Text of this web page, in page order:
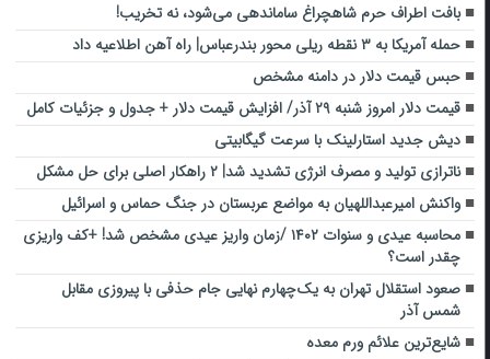
بافت اطراف حرم شاهچراغ ساماندهی می‌شود، نه تخریب!
حمله آمریکا به ۳ نقطه ریلی محور بندرعباس| راه آهن اطلاعیه داد
حبس قیمت دلار در دامنه مشخص
قیمت دلار امروز شنبه ۲۹ آذر/ افزایش قیمت دلار + جدول و جزئیات کامل
دیش جدید استارلینک با سرعت گیگابیتی
ناترازی تولید و مصرف انرژی تشدید شد| ۲ راهکار اصلی برای حل مشکل
واکنش امیرعبداللهیان به مواضع عربستان در جنگ حماس و اسرائیل
محاسبه عیدی و سنوات ۱۴۰۲ /زمان واریز عیدی مشخص شد! +کف واریزی
چقدر است؟
صعود استقلال تهران به یک‌چهارم نهایی جام حذفی با پیروزی مقابل
شمس آذر
شایع‌ترین علائم ورم معده